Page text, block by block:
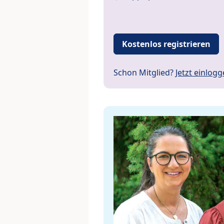
Kostenlos registrieren
Schon Mitglied? Jetzt